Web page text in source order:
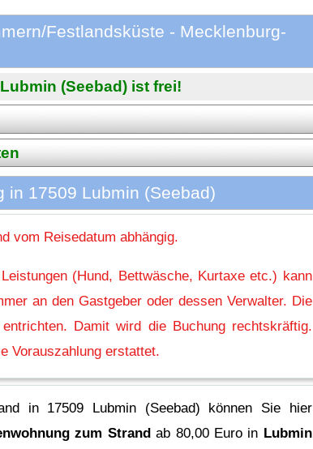
Festlandsküste - Mecklenburg-
(Seebad) ist frei!
in 17509 Lubmin (Seebad)
vom Reisedatum abhängig.
(Hund, Bettwäsche, Kurtaxe etc.) kann
an den Gastgeber oder dessen Verwalter. Die
Damit wird die Buchung rechtskräftig.
Vorauszahlung erstattet.
in 17509 Lubmin (Seebad) können Sie hier
zum Strandab 80,00 Euro in Lubmin